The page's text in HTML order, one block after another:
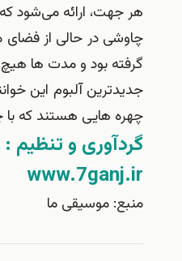
هر جهت، ارائه می‌شود
چاوشی در حالی از فضای
گرفته بود و مدت ها
جدیدترین آلبوم این
چهره هایی هستند که با
گردآوری و
www.7ganj.ir
منبع: موسیقی ما